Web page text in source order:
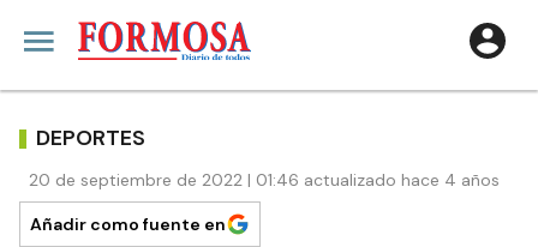
DEPORTES
20 de septiembre de 2022 | 01:46 actualizado hace 4 años
Añadir como fuente en